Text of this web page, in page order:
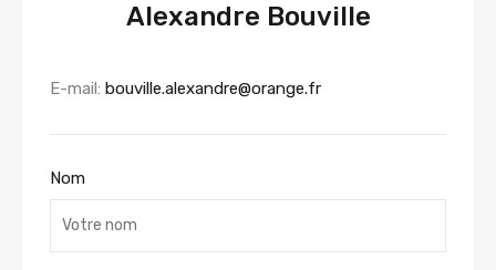
Alexandre Bouville
E-mail: bouville.alexandre@orange.fr
Nom